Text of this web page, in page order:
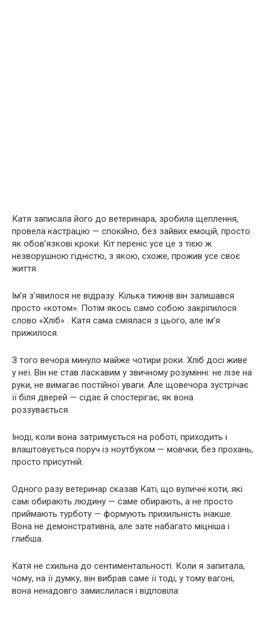
Катя записала його до ветеринара, зробила щеплення,
провела кастрацію — спокійно, без зайвих емоцій, просто
як обов’язкові кроки. Кіт переніс усе це з тією ж
незворушною гідністю, з якою, схоже, прожив усе своє
життя.
Ім’я з’явилося не відразу. Кілька тижнів він залишався
просто «котом». Потім якось само собою закріпилося
слово «Хліб» . Катя сама сміялася з цього, але ім’я
прижилося.
З того вечора минуло майже чотири роки. Хліб досі живе
у неї. Він не став ласкавим у звичному розумінні: не лізе на
руки, не вимагає постійної уваги. Але щовечора зустрічає
її біля дверей — сідає й спостерігає, як вона
роззувається.
Іноді, коли вона затримується на роботі, приходить і
влаштовується поруч із ноутбуком — мовчки, без прохань,
просто присутній.
Одного разу ветеринар сказав Каті, що вуличні коти, які
самі обирають людину — саме обирають, а не просто
приймають турботу — формують прихильність інакше.
Вона не демонстративна, але зате набагато міцніша і
глибша.
Катя не схильна до сентиментальності. Коли я запитала,
чому, на її думку, він вибрав саме її тоді, у тому вагоні,
вона ненадовго замислилася і відповіла: